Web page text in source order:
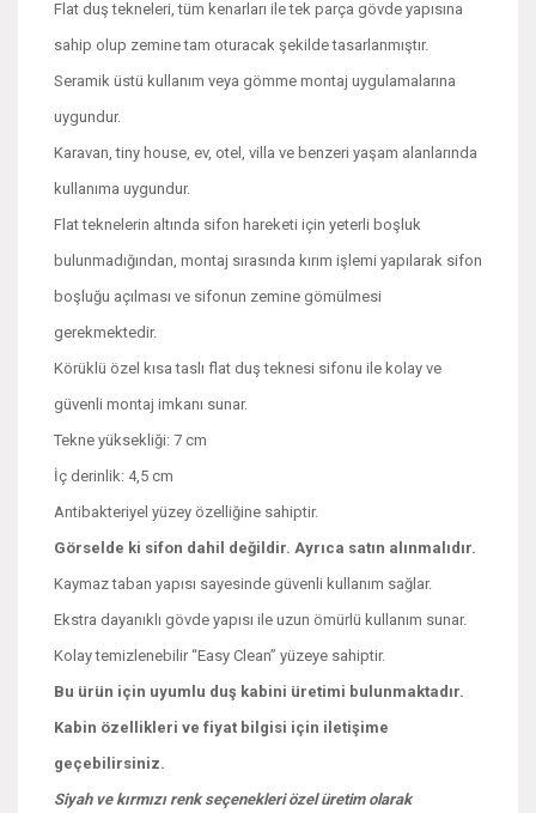
Flat duş tekneleri, tüm kenarları ile tek parça gövde yapısına
sahip olup zemine tam oturacak şekilde tasarlanmıştır.
Seramik üstü kullanım veya gömme montaj uygulamalarına
uygundur.
Karavan, tiny house, ev, otel, villa ve benzeri yaşam alanlarında
kullanıma uygundur.
Flat teknelerin altında sifon hareketi için yeterli boşluk
bulunmadığından, montaj sırasında kırım işlemi yapılarak sifon
boşluğu açılması ve sifonun zemine gömülmesi
gerekmektedir.
Körüklü özel kısa taslı flat duş teknesi sifonu ile kolay ve
güvenli montaj imkanı sunar.
Tekne yüksekliği: 7 cm
İç derinlik: 4,5 cm
Antibakteriyel yüzey özelliğine sahiptir.
Görselde ki sifon dahil değildir. Ayrıca satın alınmalıdır.
Kaymaz taban yapısı sayesinde güvenli kullanım sağlar.
Ekstra dayanıklı gövde yapısı ile uzun ömürlü kullanım sunar.
Kolay temizlenebilir “Easy Clean” yüzeye sahiptir.
Bu ürün için uyumlu duş kabini üretimi bulunmaktadır.
Kabin özellikleri ve fiyat bilgisi için iletişime
geçebilirsiniz.
Siyah ve kırmızı renk seçenekleri özel üretim olarak